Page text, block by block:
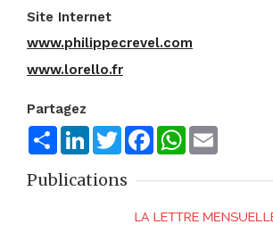
Site Internet
www.philippecrevel.com
www.lorello.fr
Partagez
ShareLinkedInTwitterFacebookWhatsApp
Publications